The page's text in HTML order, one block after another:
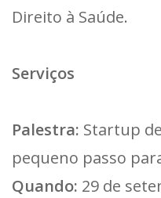
Direito à Saúde.
Serviços
Palestra: Startup
pequeno passo
Quando: 29 de